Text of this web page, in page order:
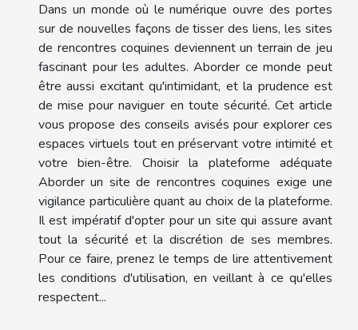
Dans un monde où le numérique ouvre des portes
sur de nouvelles façons de tisser des liens, les sites
de rencontres coquines deviennent un terrain de jeu
fascinant pour les adultes. Aborder ce monde peut
être aussi excitant qu'intimidant, et la prudence est
de mise pour naviguer en toute sécurité. Cet article
vous propose des conseils avisés pour explorer ces
espaces virtuels tout en préservant votre intimité et
votre bien-être. Choisir la plateforme adéquate
Aborder un site de rencontres coquines exige une
vigilance particulière quant au choix de la plateforme.
Il est impératif d'opter pour un site qui assure avant
tout la sécurité et la discrétion de ses membres.
Pour ce faire, prenez le temps de lire attentivement
les conditions d'utilisation, en veillant à ce qu'elles
respectent...